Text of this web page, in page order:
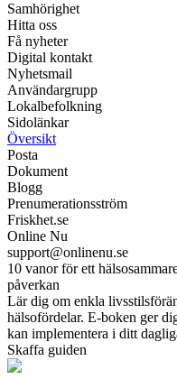
Samhörighet
Hitta oss
Få nyheter
Digital kontakt
Nyhetsmail
Användargrupp
Lokalbefolkning
Sidolänkar
Översikt
Posta
Dokument
Blogg
Prenumerationsström
Friskhet.se
Online Nu
support@onlinenu.se
10 vanor för ett
påverkan
Lär dig om enkla
hälsofördelar. E-boken ger
kan implementera i ditt
Skaffa guiden